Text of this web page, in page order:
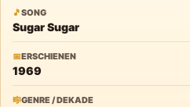
🎵SONG
Sugar Sugar
📅ERSCHIENEN
1969
🎼GENRE / DEKADE